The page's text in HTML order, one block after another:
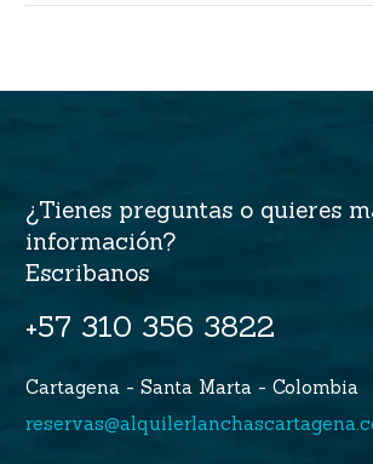
¿Tienes preguntas o quieres
información?
Escribanos
+57 310 356 3822
Cartagena - Santa Marta - Colombia